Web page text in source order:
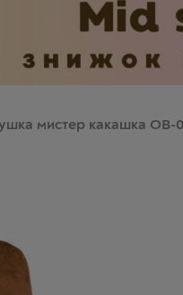
мистер какашка ОВ-